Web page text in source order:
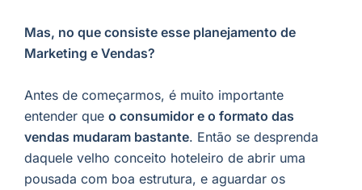
Mas, no que consiste esse planejamento de
Marketing e Vendas?
Antes de começarmos, é muito importante
entender que o consumidor e o formato das
vendas mudaram bastante. Então se desprenda
daquele velho conceito hoteleiro de abrir uma
pousada com boa estrutura, e aguardar os